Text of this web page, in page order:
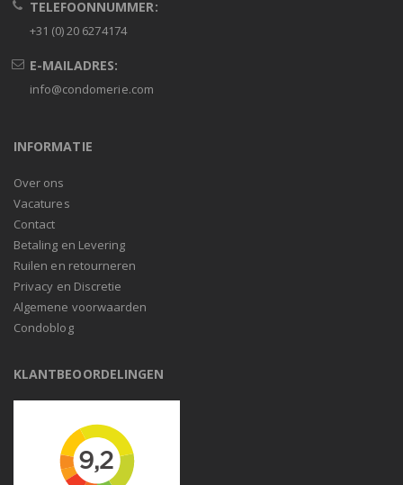
TELEFOONNUMMER:
+31 (0) 20 6274174
E-MAILADRES:
info@condomerie.com
INFORMATIE
Over ons
Vacatures
Contact
Betaling en Levering
Ruilen en retourneren
Privacy en Discretie
Algemene voorwaarden
Condoblog
KLANTBEOORDELINGEN